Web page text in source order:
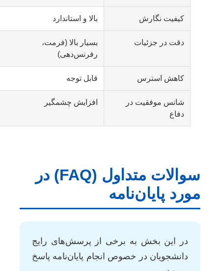
کیفیت نگارش بالا و استاندارد
دقت در جزئیات
بسیار بالا (فرمت،
رفرنس‌دهی)
کاهش استرس قابل توجه
شانس موفقیت در
دفاع
افزایش چشمگیر
سوالات متداول (FAQ) در
مورد پایان‌نامه
در این بخش به برخی از پرسش‌های رایج
دانشجویان در خصوص انجام پایان‌نامه پاسخ